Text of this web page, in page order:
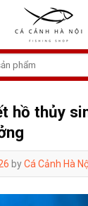
hồ thủy
byCá Cảnh Hà